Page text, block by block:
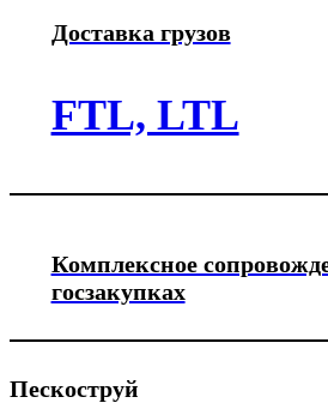
Доставка грузов
FTL, LTL
Комплексное
госзакупках
Пескоструй